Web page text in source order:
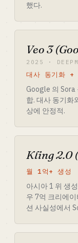
했다.
Veo 3
2025 ·
대사 동기화 +
Google 의 Sora
합. 대사 동기화
상에 안정적.
Kling 2.0
월 1억+ 생성
아시아 1 위 생
우 7억 크리에
션 사실성에서